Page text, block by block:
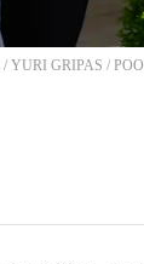
/ YURI GRIPAS /